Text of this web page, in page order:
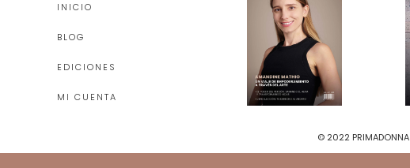
INICIO
BLOG
EDICIONES
MI CUENTA
© 2022 PRIMADONNA